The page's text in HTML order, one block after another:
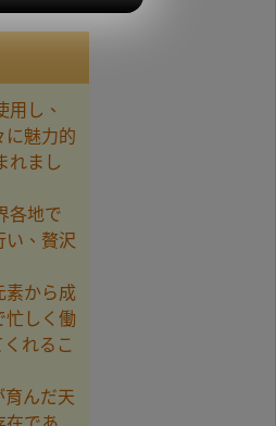
し、
魅力的
れまし
各地で
、贅沢
素から成
忙しく働
れるこ
んだ天